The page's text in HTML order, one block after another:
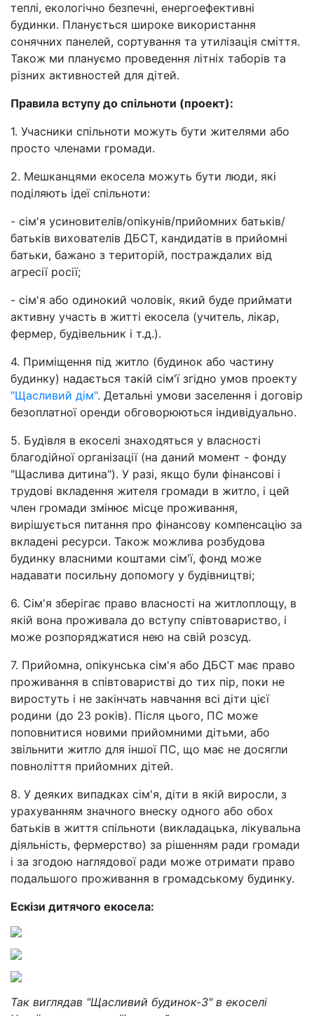
теплі, екологічно безпечні, енергоефективні
будинки. Планується широке використання
сонячних панелей, сортування та утилізація сміття.
Також ми плануємо проведення літніх таборів та
різних активностей для дітей.
Правила вступу до спільноти (проект):
1. Учасники спільноти можуть бути жителями або
просто членами громади.
2. Мешканцями екосела можуть бути люди, які
поділяють ідеї спільноти:
- сім'я усиновителів/опікунів/прийомних батьків/
батьків вихователів ДБСТ, кандидатів в прийомні
батьки, бажано з територій, постраждалих від
агресії росії;
- сім'я або одинокий чоловік, який буде приймати
активну участь в житті екосела (учитель, лікар,
фермер, будівельник і т.д.).
4. Приміщення під житло (будинок або частину
будинку) надається такій сім'ї згідно умов проекту
"Щасливий дім". Детальні умови заселення і договір
безоплатної оренди обговорюються індивідуально.
5. Будівля в екоселі знаходяться у власності
благодійної організації (на даний момент - фонду
"Щаслива дитина"). У разі, якщо були фінансові і
трудові вкладення жителя громади в житло, і цей
член громади змінює місце проживання,
вирішується питання про фінансову компенсацію за
вкладені ресурси. Також можлива розбудова
будинку власними коштами сім'ї, фонд може
надавати посильну допомогу у будівництві;
6. Сім'я зберігає право власності на житлоплощу, в
якій вона проживала до вступу співтовариство, і
може розпоряджатися нею на свій розсуд.
7. Прийомна, опікунська сім'я або ДБСТ має право
проживання в співтоваристві до тих пір, поки не
виростуть і не закінчать навчання всі діти цієї
родини (до 23 років). Після цього, ПС може
поповнитися новими прийомними дітьми, або
звільнити житло для іншої ПС, що має не досягли
повноліття прийомних дітей.
8. У деяких випадках сім'я, діти в якій виросли, з
урахуванням значного внеску одного або обох
батьків в життя спільноти (викладацька, лікувальна
діяльність, фермерство) за рішенням ради громади
і за згодою наглядової ради може отримати право
подальшого проживання в громадському будинку.
Ескізи дитячого екосела:
Так виглядав "Щасливий будинок-3" в екоселі